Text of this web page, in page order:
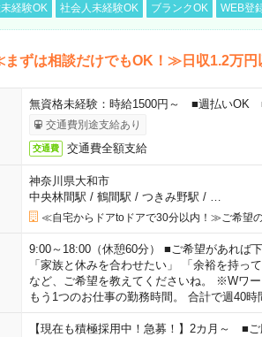
経験OK 社会人未経験OK ブランクOK WEB登
ずは相談だけでもOK！≫日収1.2万円
無資格未経験：時給1500円～ ■週払いOK
交通費別途支給あり
交通費 交通費全額支給
神奈川県大和市
中央林間駅 / 鶴間駅 / つきみ野駅 /
≪自宅からドアtoドアで30分以内！≫ご希望の
9:00～18:00（休憩60分） ■ご希望があれば
「家族と休みを合わせたい」 「余裕を持っ
など、ご希望を教えてくださいね。 ※Wワ
もう1つのお仕事の勤務時間。 合計で週40時
【現在も積極採用中！急募！】2カ月～ ■